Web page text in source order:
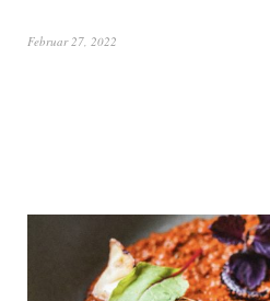
Februar 27, 2022